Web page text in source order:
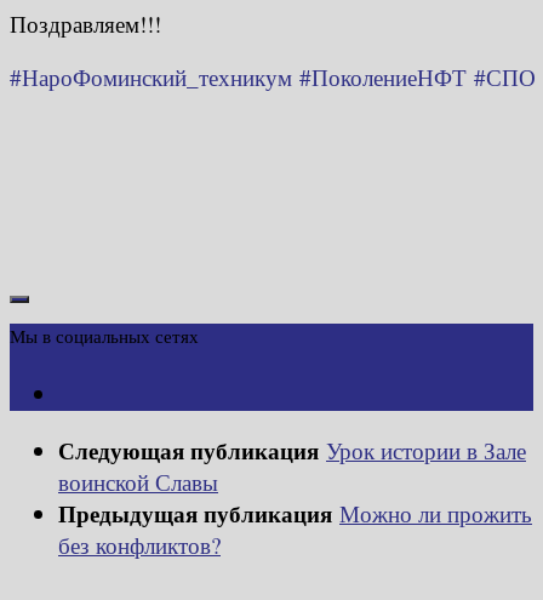
Поздравляем!!!
#НароФоминский_техникум #ПоколениеНФТ #СПО
Мы в социальных сетях
Следующая публикация Урок истории в Зале
воинской Славы
Предыдущая публикация Можно ли прожить
без конфликтов?